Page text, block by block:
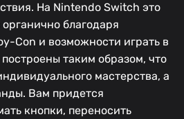
На Nintendo Switch это
благодаря
Con и возможности играть в
таким образом, что
мастерства, а
Вам придется
кнопки, переносить